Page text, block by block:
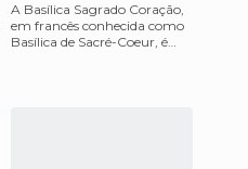
A Basílica Sagrado Coração,
em francês conhecida como
Basílica de Sacré-Coeur, é